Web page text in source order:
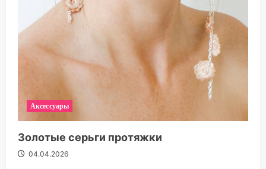
Аксессуары
Золотые серьги протяжки
04.04.2026